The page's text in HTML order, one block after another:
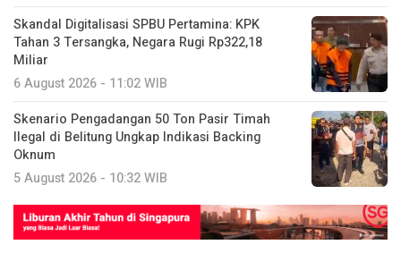
Skandal Digitalisasi SPBU Pertamina: KPK
Tahan 3 Tersangka, Negara Rugi Rp322,18
Miliar
6 August 2026 - 11:02 WIB
Skenario Pengadangan 50 Ton Pasir Timah
Ilegal di Belitung Ungkap Indikasi Backing
Oknum
5 August 2026 - 10:32 WIB